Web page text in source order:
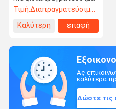
Τιμή:Διαπραγματεύσιμος
Καλύτερη
επαφή
Ας
καλύτερα
Δώστε τις